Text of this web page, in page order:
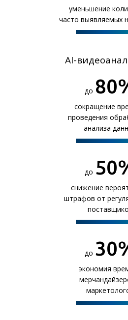
уменьшение
часто выявляемых
AI-
до 80
сокращение
проведения
анализа
до 50
снижение
штрафов от
до 30
экономия